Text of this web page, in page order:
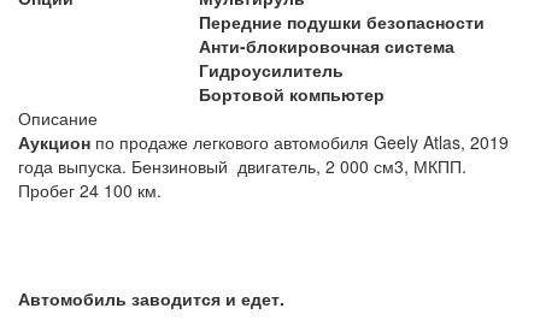
Передние подушки безопасности
Анти-блокировочная система
Гидроусилитель
Бортовой компьютер
Описание
Аукцион по продаже легкового автомобиля Geely Atlas, 2019
года выпуска. Бензиновый двигатель, 2 000 см3, МКПП.
Пробег 24 100 км.
Автомобиль заводится и едет.